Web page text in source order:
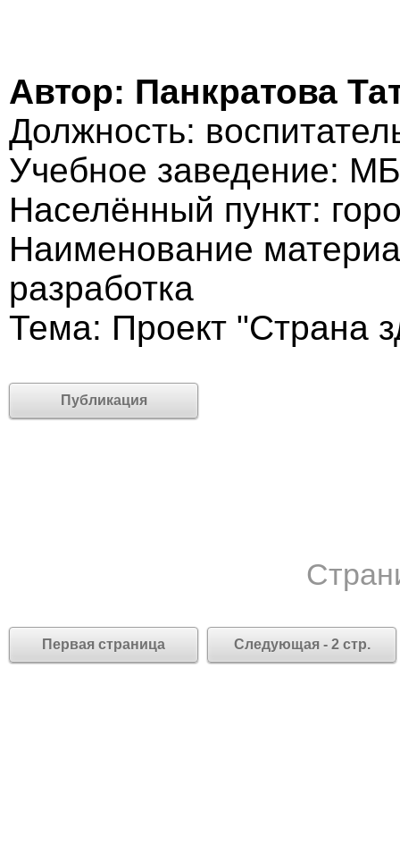
Автор: Панкратова
Должность:
Учебное заведение:
Населённый пункт:
Наименование
разработка
Тема: Проект "Страна
Публикация
Первая страница Следующая - 2 стр.